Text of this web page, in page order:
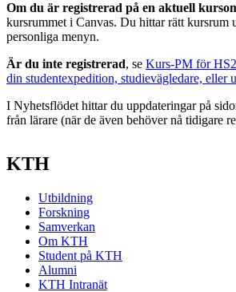
Om du är registrerad på en aktuell
kursrummet i Canvas. Du hittar rätt kursrum
personliga menyn.
Är du inte registrerad, se Kurs-PM för
din studentexpedition, studievägledare, eller
I Nyhetsflödet hittar du uppdateringar på
från lärare (när de även behöver nå tidigare
KTH
Utbildning
Forskning
Samverkan
Om KTH
Student på KTH
Alumni
KTH Intranät